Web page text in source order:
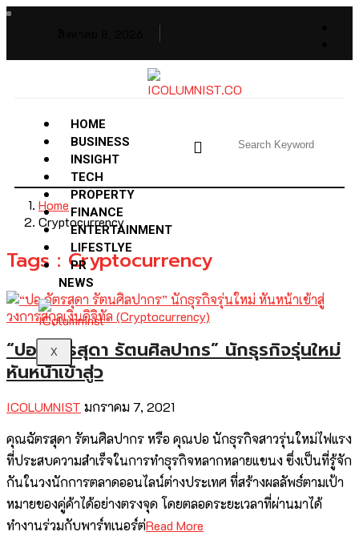
HOME
BUSINESS
INSIGHT
TECH
PROPERTY
FINANCE
ENTERTAINMENT
LIFESTLYE
PR
NEWS
X
Home
Cryptocurrency
Tags : Cryptocurrency
“ปอ ฉัตรสุดา รัตนศิลปากร” นักธุรกิจรุ่นใหม่
หันหน้าเข้าสู่ว
ICOLUMNIST มกราคม 7, 2021
คุณฉัตรสุดา รัตนศิลปากร หรือ คุณปอ นักธุรกิจสาวรุ่นใหม่ไฟแรง
ที่ประสบความสำเร็จในการทำธุรกิจหลากหลายแขนง ซึ่งเป็นที่รู้จัก
กันในวงนักการตลาดออนไลน์ต่างประเทศ ที่สร้างผลลัพธ์ตามเป้า
หมายของคู่ค้าได้อย่างตรงจุด โดยตลอดระยะเวลาที่ผ่านมาได้
ทำงานร่วมกับพาร์ทเนอร์ต่Read More